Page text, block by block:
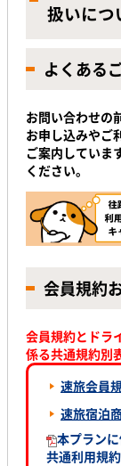
扱いにつ
よくある
お問い合わせの
お申し込みやご
ご案内していま
ください。
会員規約
会員規約とドラ
係る共通規約別
速旅会員
速旅宿泊
本プラン
共通利用規